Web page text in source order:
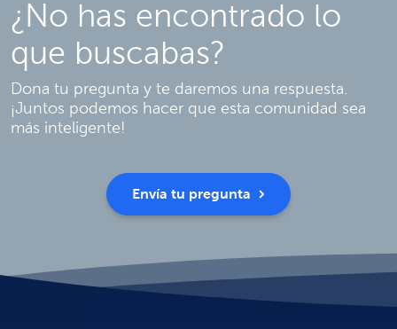
¿No has encontrado lo
que buscabas?
Dona tu pregunta y te daremos una respuesta.
¡Juntos podemos hacer que esta comunidad sea
más inteligente!
Envía tu pregunta